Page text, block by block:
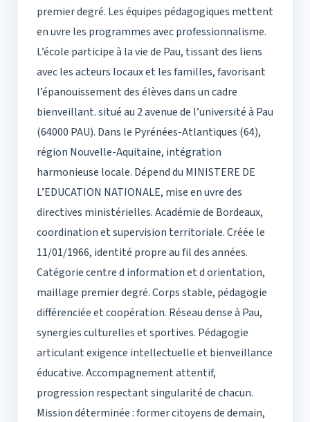
premier degré. Les équipes pédagogiques mettent
en uvre les programmes avec professionnalisme.
L’école participe à la vie de Pau, tissant des liens
avec les acteurs locaux et les familles, favorisant
l’épanouissement des élèves dans un cadre
bienveillant. situé au 2 avenue de l’université à Pau
(64000 PAU). Dans le Pyrénées-Atlantiques (64),
région Nouvelle-Aquitaine, intégration
harmonieuse locale. Dépend du MINISTERE DE
L’EDUCATION NATIONALE, mise en uvre des
directives ministérielles. Académie de Bordeaux,
coordination et supervision territoriale. Créée le
11/01/1966, identité propre au fil des années.
Catégorie centre d information et d orientation,
maillage premier degré. Corps stable, pédagogie
différenciée et coopération. Réseau dense à Pau,
synergies culturelles et sportives. Pédagogie
articulant exigence intellectuelle et bienveillance
éducative. Accompagnement attentif,
progression respectant singularité de chacun.
Mission déterminée : former citoyens de demain,